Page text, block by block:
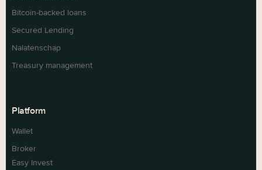
Bitcoin-backed loans
Secured Lending
Nalatenschap
Treasury management
Platform
Wallet
Broker
Easy Invest